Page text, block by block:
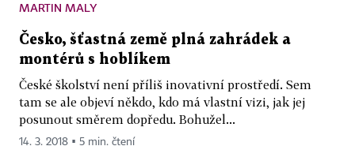
MARTIN MALY
Česko, šťastná země plná zahrádek a
montérů s hoblíkem
České školství není příliš inovativní prostředí. Sem
tam se ale objeví někdo, kdo má vlastní vizi, jak jej
posunout směrem dopředu. Bohužel...
14. 3. 2018 ▪ 5 min. čtení